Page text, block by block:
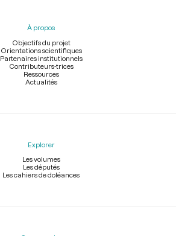
À propos
Objectifs du projet
Orientations scientifiques
Partenaires institutionnels
Contributeurs-trices
Ressources
Actualités
Explorer
Les volumes
Les députés
Les cahiers de doléances